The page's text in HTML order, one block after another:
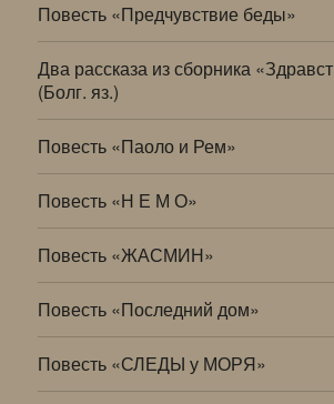
Повесть «Предчувствие беды»
Два рассказа из сборника
(Болг. яз.)
Повесть «Паоло и Рем»
Повесть «Н Е М О»
Повесть «ЖАСМИН»
Повесть «Последний дом»
Повесть «СЛЕДЫ у МОРЯ»